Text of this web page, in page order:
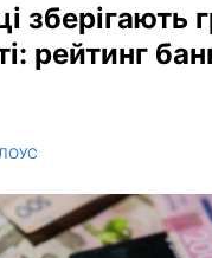
зберігають
рейтинг